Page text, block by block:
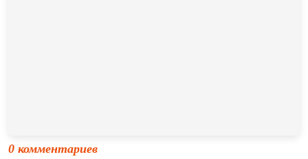
0 комментариев